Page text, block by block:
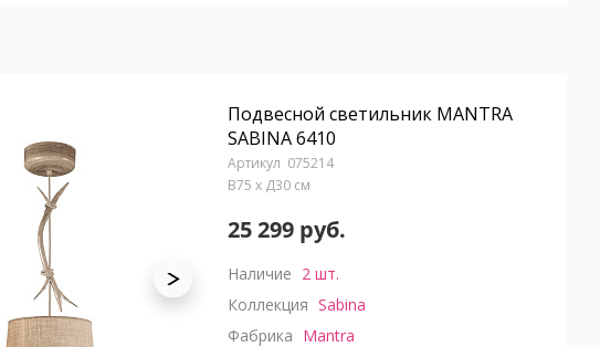
Подвесной светильник MANTRA
SABINA 6410
075214
В75 x Д30 см
25 299 руб.
Наличие 2 шт.
Коллекция Sabina
Фабрика Mantra